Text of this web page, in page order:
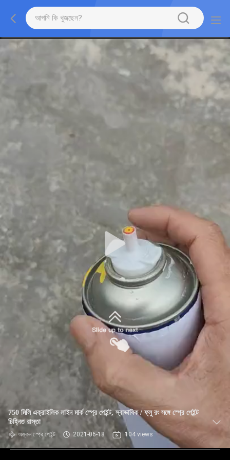
750 মিলি এক্রাইলিক লাইন মার্ক স্প্রে পেইন্ট, স্বাভাবিক / ফ্লু রং সঙ্গে স্প্রে পেইন্ট
চিহ্নিত রাস্তা
অঙ্কন স্প্রে পেইন্ট 2021-06-18 104 views